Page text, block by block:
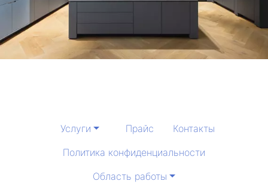
Услуги Прайс
Контакты
Политика конфиденциальности
Область работы